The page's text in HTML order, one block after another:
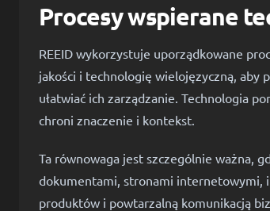
Procesy wspierane
REEID wykorzystuje uporządkowane
jakości i technologię wielojęzyczną, aby
ułatwiać ich zarządzanie. Technologia
chroni znaczenie i kontekst.
Ta równowaga jest szczególnie ważna,
dokumentami, stronami internetowymi,
produktów i powtarzalną komunikacją